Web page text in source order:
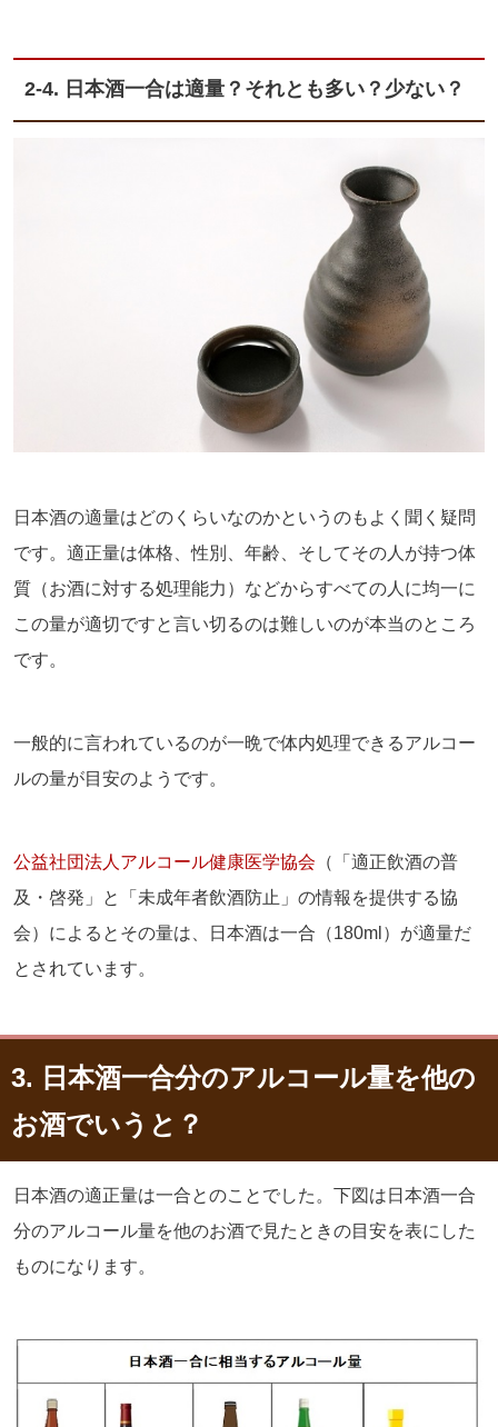
2-4. 日本酒一合は適量？それとも多い？少ない？
日本酒の適量はどのくらいなのかというのもよく聞く疑問
です。適正量は体格、性別、年齢、そしてその人が持つ体
質（お酒に対する処理能力）などからすべての人に均一に
この量が適切ですと言い切るのは難しいのが本当のところ
です。
一般的に言われているのが一晩で体内処理できるアルコー
ルの量が目安のようです。
公益社団法人アルコール健康医学協会 （「適正飲酒の普
及・啓発」と「未成年者飲酒防止」の情報を提供する協
会）によるとその量は、日本酒は一合（180ml）が適量だ
とされています。
3. 日本酒一合分のアルコール量を他の
お酒でいうと？
日本酒の適正量は一合とのことでした。下図は日本酒一合
分のアルコール量を他のお酒で見たときの目安を表にした
ものになります。